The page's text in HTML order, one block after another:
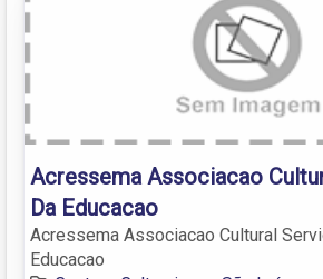
Acressema Associacao
Da Educacao
Acressema Associacao Cultural
Educacao